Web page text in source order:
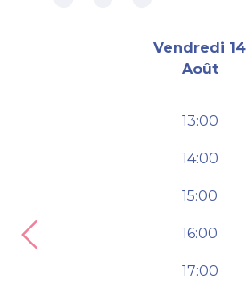
Vendredi 14
Août
13:00
14:00
15:00
16:00
17:00
Previous